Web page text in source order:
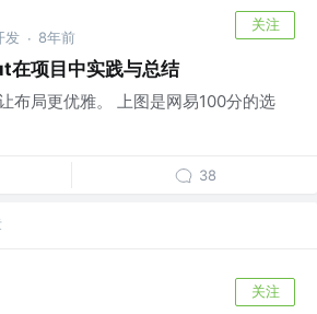
发 · 8年前
关注
项目中实践与总结
布局更优雅。 上图是网易100分的选
38
关注